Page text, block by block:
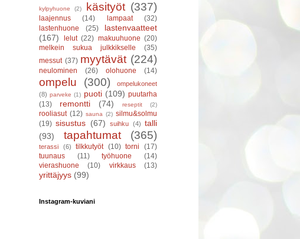
kylpyhuone (2) käsityöt (337)
laajennus (14) lampaat
(32)
lastenhuone
(25)
lastenvaatteet
(167)
lelut (22) makuuhuone (20)
melkein sukua julkkikselle
(35)
messut (37) myytävät (224)
neulominen (26) olohuone (14)
ompelu (300)
ompelukoneet
(8) parveke (1) puoti (109) puutarha
(13)
remontti (74) reseptit (2)
rooliasut (12) sauna (2) silmu&solmu
(19) sisustus (67) suihku (4) talli
(93)
tapahtumat (365)
terassi (6) tilkkutyöt (10) torni
(17)
tuunaus
(11) työhuone
(14)
vierashuone
(10) virkkaus (13)
yrittäjyys (99)
Instagram-kuviani